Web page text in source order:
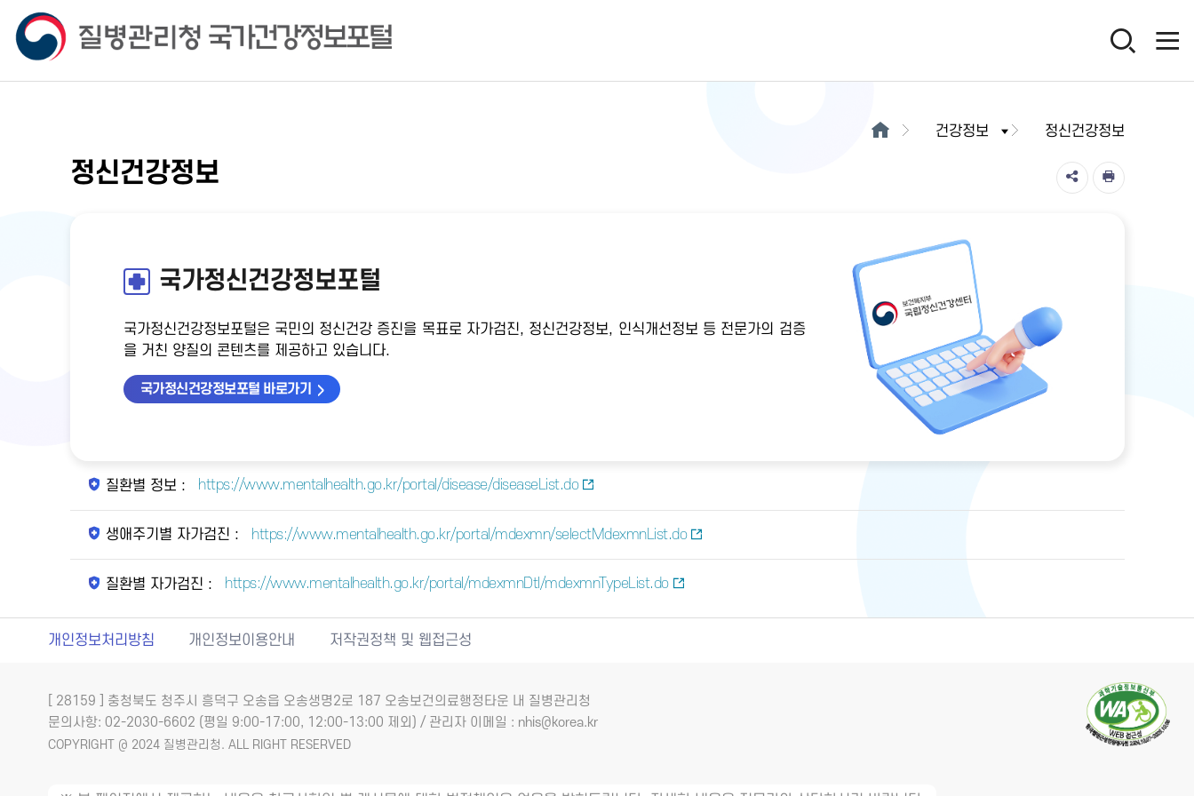
건강정보 정신건강정보
정신건강정보
국가정신건강정보포털
국가정신건강정보포털은 국민의 정신건강 증진을 목표로 자가검진, 정신건강정보, 인식개선정보 등 전문가의 검증
을 거친 양질의 콘텐츠를 제공하고 있습니다.
국가정신건강정보포털 바로가기
질환별 정보 : https://www.mentalhealth.go.kr/portal/disease/diseaseList.do
생애주기별 자가검진 : https://www.mentalhealth.go.kr/portal/mdexmn/selectMdexmnList.do
질환별 자가검진 : https://www.mentalhealth.go.kr/portal/mdexmnDtl/mdexmnTypeList.do
개인정보처리방침 개인정보이용안내 저작권정책 및 웹접근성
[ 28159 ] 충청북도 청주시 흥덕구 오송읍 오송생명2로 187 오송보건의료행정타운 내 질병관리청
문의사항: 02-2030-6602 (평일 9:00-17:00, 12:00-13:00 제외) / 관리자 이메일 : nhis@korea.kr
COPYRIGHT @ 2024 질병관리청. ALL RIGHT RESERVED